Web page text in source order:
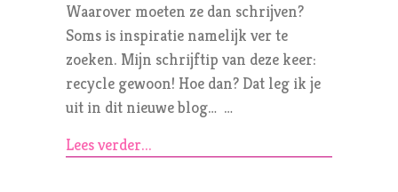
Waarover moeten ze dan schrijven?
Soms is inspiratie namelijk ver te
zoeken. Mijn schrijftip van deze keer:
recycle gewoon! Hoe dan? Dat leg ik je
uit in dit nieuwe blog… …
Lees verder...